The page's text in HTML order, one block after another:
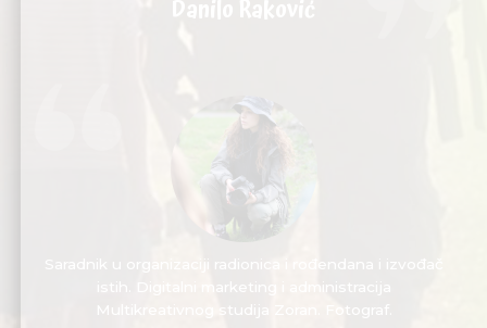
Saradnik u organizaciji radionica i rođendana i izvođač
istih. Digitalni marketing i administracija
Multikreativnog studija Zoran. Fotograf.